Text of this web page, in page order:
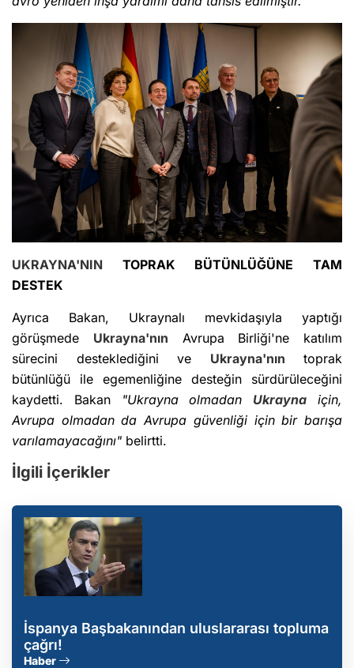
UKRAYNA'NIN TOPRAK BÜTÜNLÜĞÜNE TAM
DESTEK
Ayrıca Bakan, Ukraynalı mevkidaşıyla yaptığı
görüşmede Ukrayna'nın Avrupa Birliği'ne katılım
sürecini desteklediğini ve Ukrayna'nın toprak
bütünlüğü ile egemenliğine desteğin sürdürüleceğini
kaydetti. Bakan
"Ukrayna olmadan Ukrayna için,
Avrupa olmadan da Avrupa güvenliği için bir barışa
varılamayacağını" belirtti.
İlgili İçerikler
İspanya Başbakanından uluslararası topluma
çağrı!
Haber